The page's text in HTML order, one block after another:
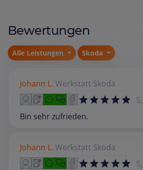
Bewertungen
Alle Leistungen Skoda
Johann L. Werkstatt Skoda
Bin sehr zufrieden.
Johann L. Werkstatt Skoda